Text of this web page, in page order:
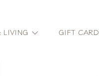
LIVING GIFT CARD